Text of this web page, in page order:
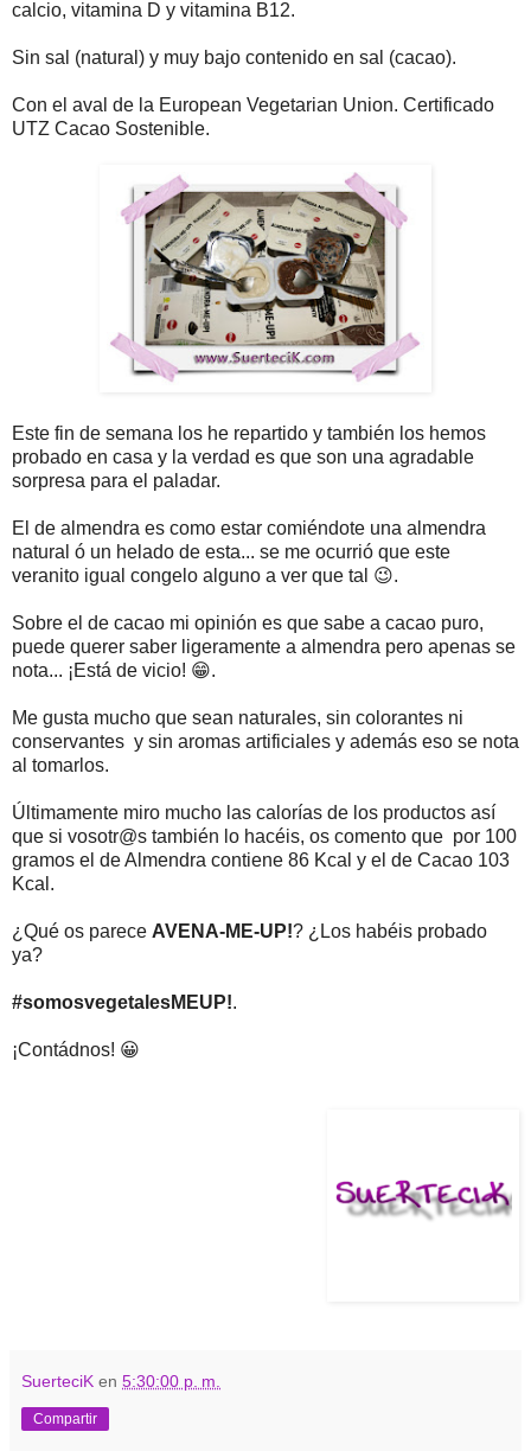
calcio, vitamina D y vitamina B12.
Sin sal (natural) y muy bajo contenido en sal (cacao).
Con el aval de la European Vegetarian Union. Certificado
UTZ Cacao Sostenible.
Este fin de semana los he repartido y también los hemos
probado en casa y la verdad es que son una agradable
sorpresa para el paladar.
El de almendra es como estar comiéndote una almendra
natural ó un helado de esta... se me ocurrió que este
veranito igual congelo alguno a ver que tal 😉.
Sobre el de cacao mi opinión es que sabe a cacao puro,
puede querer saber ligeramente a almendra pero apenas se
nota... ¡Está de vicio! 😁.
Me gusta mucho que sean naturales, sin colorantes ni
conservantes y sin aromas artificiales y además eso se nota
al tomarlos.
Últimamente miro mucho las calorías de los productos así
que si vosotr@s también lo hacéis, os comento que por 100
gramos el de Almendra contiene 86 Kcal y el de Cacao 103
Kcal.
¿Qué os parece AVENA-ME-UP!? ¿Los habéis probado
ya?
#somosvegetalesMEUP!.
¡Contádnos! 😀
SuerteciK en 5:30:00 p. m.
Compartir